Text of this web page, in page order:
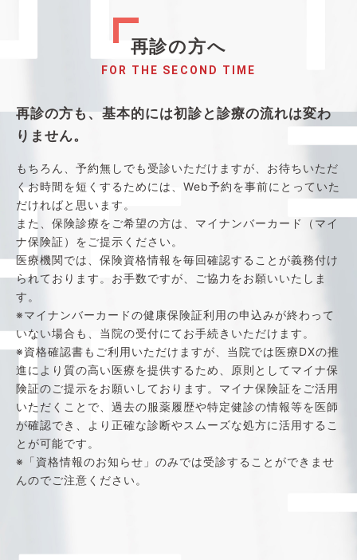
再診の方へ
FOR THE SECOND TIME
再診の方も、基本的には初診と診療の流れは変わ
りません。
もちろん、予約無しでも受診いただけますが、お待ちいただ
くお時間を短くするためには、Web予約を事前にとっていた
だければと思います。
また、保険診療をご希望の方は、マイナンバーカード（マイ
ナ保険証）をご提示ください。
医療機関では、保険資格情報を毎回確認することが義務付け
られております。お手数ですが、ご協力をお願いいたしま
す。
※マイナンバーカードの健康保険証利用の申込みが終わって
いない場合も、当院の受付にてお手続きいただけます。
※資格確認書もご利用いただけますが、当院では医療DXの推
進により質の高い医療を提供するため、原則としてマイナ保
険証のご提示をお願いしております。マイナ保険証をご活用
いただくことで、過去の服薬履歴や特定健診の情報等を医師
が確認でき、より正確な診断やスムーズな処方に活用するこ
とが可能です。
※「資格情報のお知らせ」のみでは受診することができませ
んのでご注意ください。